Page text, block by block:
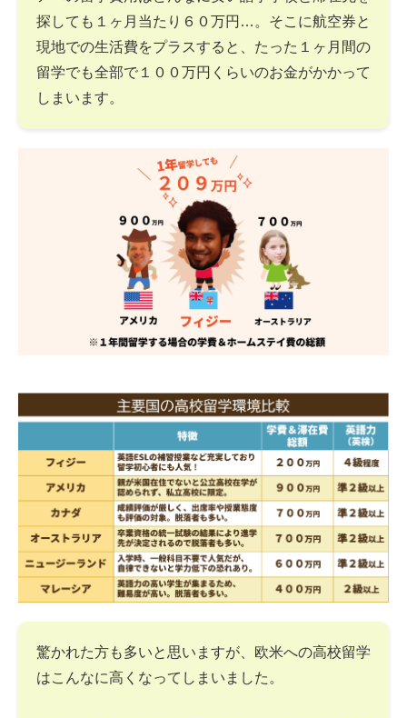
探しても１ヶ月当たり６０万円…。そこに航空券と
現地での生活費をプラスすると、たった１ヶ月間の
留学でも全部で１００万円くらいのお金がかかって
しまいます。
驚かれた方も多いと思いますが、欧米への高校留学
はこんなに高くなってしまいました。